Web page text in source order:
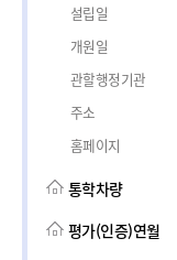
설립일
개원일
관할행정기관
주소
홈페이지
통학차량
평가(인증)연월